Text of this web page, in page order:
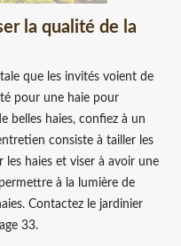
la qualité de la
que les invités voient de
pour une haie pour
belles haies, confiez à un
consiste à tailler les
les haies et viser à avoir une
à la lumière de
Contactez le jardinier
33.